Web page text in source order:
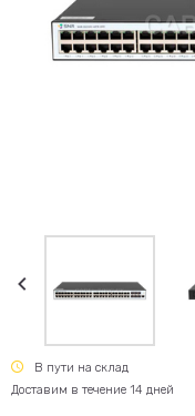
В пути на склад
Доставим в течение 14 дней